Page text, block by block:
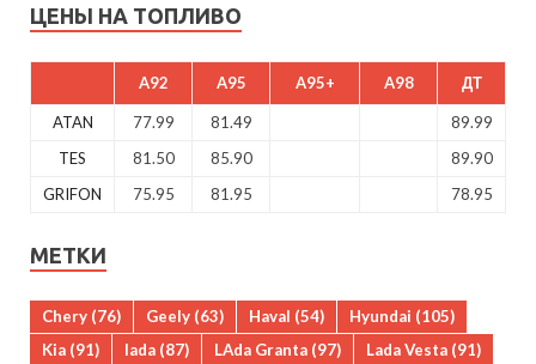
ЦЕНЫ НА ТОПЛИВО
A92 A95 A95+ A98 ДТ
ATAN 77.99 81.49
89.99
TES
81.50 85.90
89.90
GRIFON
75.95 81.95 78.95
МЕТКИ
Chery (76) Geely (63) Haval (54) Hyundai (105)
Kia (91) lada (87) LAda Granta (97) Lada Vesta (91)